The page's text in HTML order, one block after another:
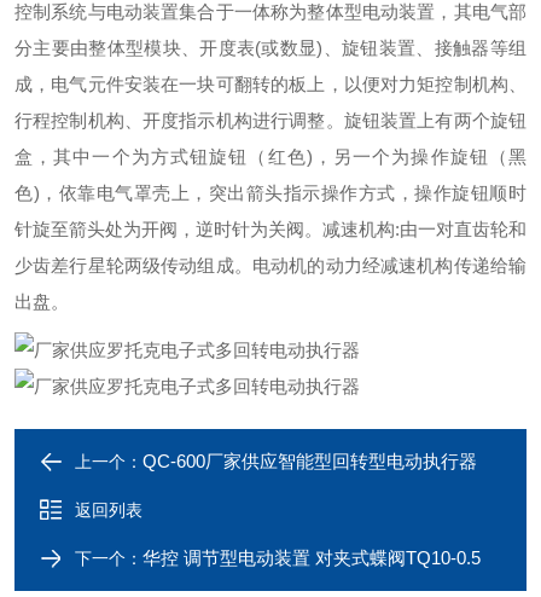
控制系统与电动装置集合于一体称为整体型电动装置，其电气部
分主要由整体型模块、开度表(或数显)、旋钮装置、接触器等组
成，电气元件安装在一块可翻转的板上，以便对力矩控制机构、
行程控制机构、开度指示机构进行调整。旋钮装置上有两个旋钮
盒，其中一个为方式钮旋钮（红色)，另一个为操作旋钮（黑
色)，依靠电气罩壳上，突出箭头指示操作方式，操作旋钮顺时
针旋至箭头处为开阀，逆时针为关阀。减速机构:由一对直齿轮和
少齿差行星轮两级传动组成。电动机的动力经减速机构传递给输
出盘。
上一个： QC-600厂家供应智能型回转型电动执行器
返回列表
下一个： 华控 调节型电动装置 对夹式蝶阀TQ10-0.5